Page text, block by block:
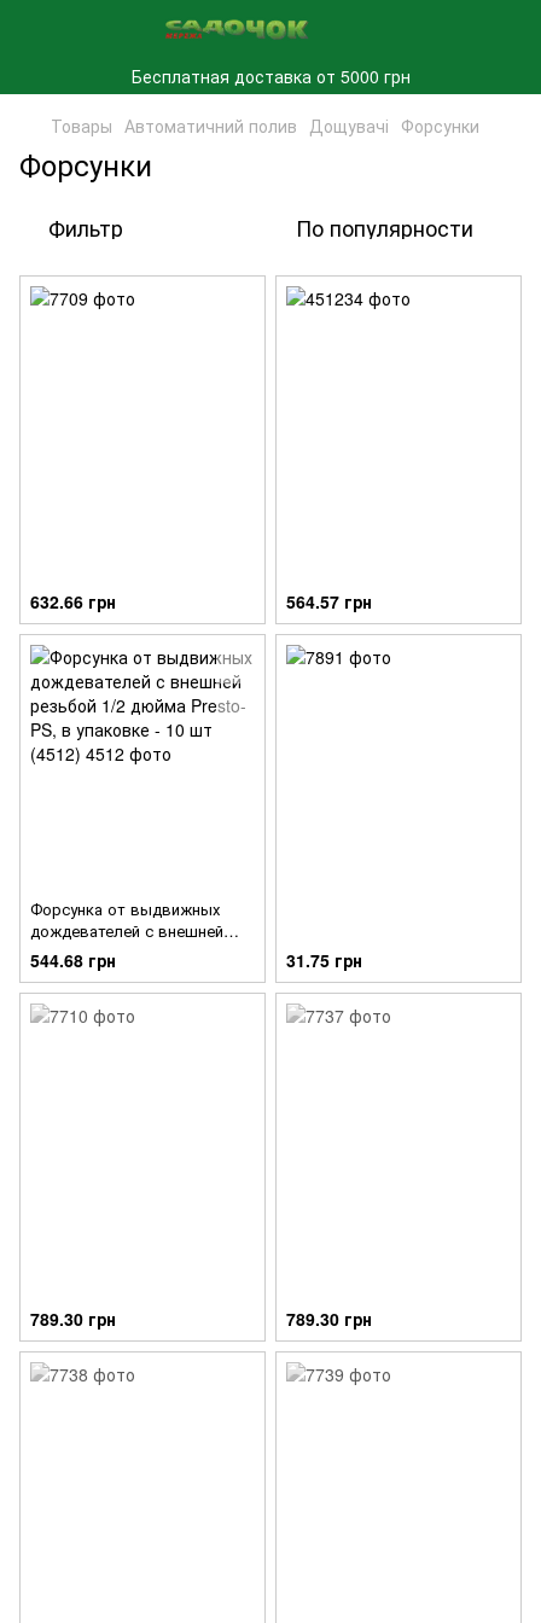
Бесплатная доставка от 5000 грн
Товары Автоматичний полив Дощувачі Форсунки
Форсунки
Фильтр По популярности
632.66 грн 564.57 грн
Форсунка от выдвижных
дождевателей с внешней
резьбой 1/2 дюйма Presto-
PS, в упаковке - 10 шт (4512)
544.68 грн 31.75 грн
789.30 грн 789.30 грн